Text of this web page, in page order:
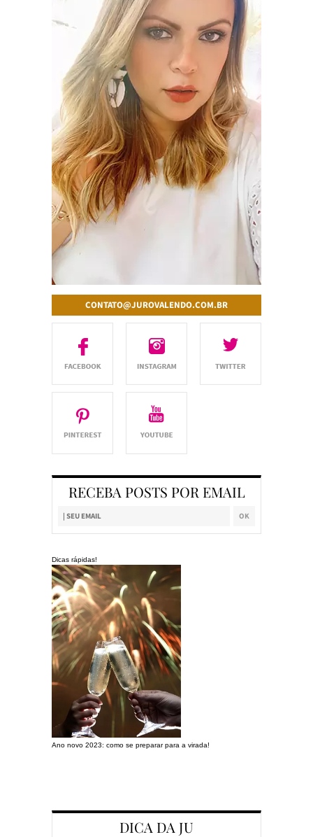
CONTATO@JUROVALENDO.COM.BR
RECEBA POSTS POR EMAIL
Dicas rápidas!
Ano novo 2023: como se preparar para a virada!
DICA DA JU